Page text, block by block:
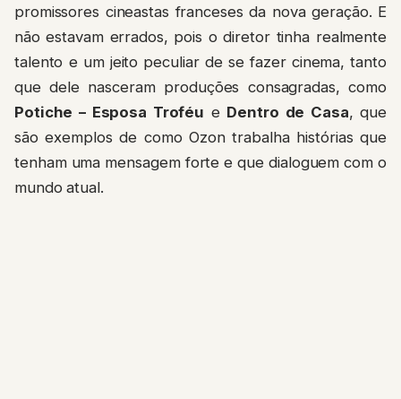
promissores cineastas franceses da nova geração. E
não estavam errados, pois o diretor tinha realmente
talento e um jeito peculiar de se fazer cinema, tanto
que dele nasceram produções consagradas, como
Potiche – Esposa Troféu e Dentro de Casa, que
são exemplos de como Ozon trabalha histórias que
tenham uma mensagem forte e que dialoguem com o
mundo atual.